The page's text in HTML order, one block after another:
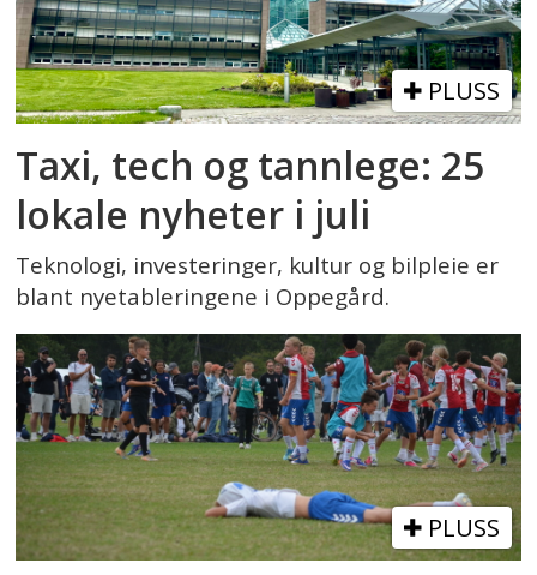
PLUSS
Taxi, tech og tannlege: 25
lokale nyheter i juli
Teknologi, investeringer, kultur og bilpleie er
blant nyetableringene i Oppegård.
PLUSS